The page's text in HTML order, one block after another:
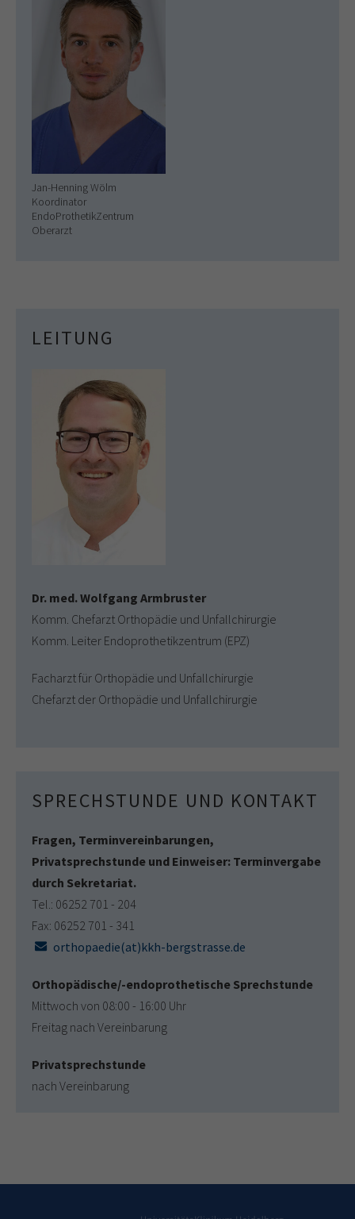
Jan-Henning Wölm
Koordinator
EndoProthetikZentrum
Oberarzt
LEITUNG
Dr. med. Wolfgang Armbruster
Komm. Chefarzt Orthopädie und Unfallchirurgie
Komm. Leiter Endoprothetikzentrum (EPZ)
Facharzt für Orthopädie und Unfallchirurgie
Chefarzt der Orthopädie und Unfallchirurgie
SPRECHSTUNDE UND KONTAKT
Fragen, Terminvereinbarungen,
Privatsprechstunde und Einweiser: Terminvergabe
durch Sekretariat.
Tel.: 06252 701 - 204
Fax: 06252 701 - 341
orthopaedie(at)kkh-bergstrasse.de
Orthopädische/-endoprothetische Sprechstunde
Mittwoch von 08:00 - 16:00 Uhr
Freitag nach Vereinbarung
Privatsprechstunde
nach Vereinbarung